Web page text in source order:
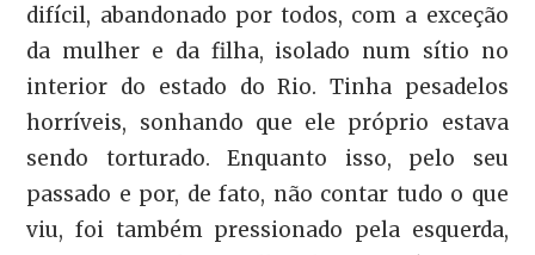
difícil, abandonado por todos, com a exceção
da mulher e da filha, isolado num sítio no
interior do estado do Rio. Tinha pesadelos
horríveis, sonhando que ele próprio estava
sendo torturado. Enquanto isso, pelo seu
passado e por, de fato, não contar tudo o que
viu, foi também pressionado pela esquerda,